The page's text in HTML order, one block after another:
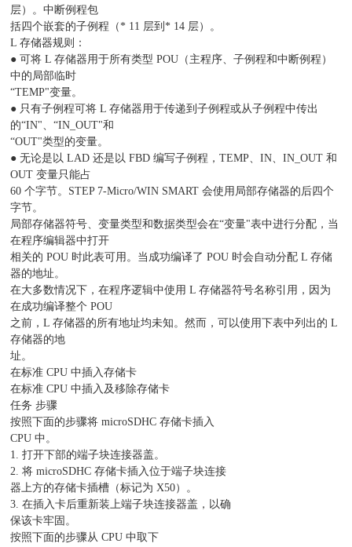
层）。中断例程包
括四个嵌套的子例程（* 11 层到* 14 层）。
L 存储器规则：
● 可将 L 存储器用于所有类型 POU（主程序、子例程和中断例程）
中的局部临时
“TEMP"变量。
● 只有子例程可将 L 存储器用于传递到子例程或从子例程中传出
的“IN"、“IN_OUT"和
“OUT"类型的变量。
● 无论是以 LAD 还是以 FBD 编写子例程，TEMP、IN、IN_OUT 和
OUT 变量只能占
60 个字节。STEP 7-Micro/WIN SMART 会使用局部存储器的后四个
字节。
局部存储器符号、变量类型和数据类型会在“变量"表中进行分配，当
在程序编辑器中打开
相关的 POU 时此表可用。当成功编译了 POU 时会自动分配 L 存储
器的地址。
在大多数情况下，在程序逻辑中使用 L 存储器符号名称引用，因为
在成功编译整个 POU
之前，L 存储器的所有地址均未知。然而，可以使用下表中列出的 L
存储器的地
址。
在标准 CPU 中插入存储卡
在标准 CPU 中插入及移除存储卡
任务 步骤
按照下面的步骤将 microSDHC 存储卡插入
CPU 中。
1. 打开下部的端子块连接器盖。
2. 将 microSDHC 存储卡插入位于端子块连接
器上方的存储卡插槽（标记为 X50）。
3. 在插入卡后重新装上端子块连接器盖，以确
保该卡牢固。
按照下面的步骤从 CPU 中取下